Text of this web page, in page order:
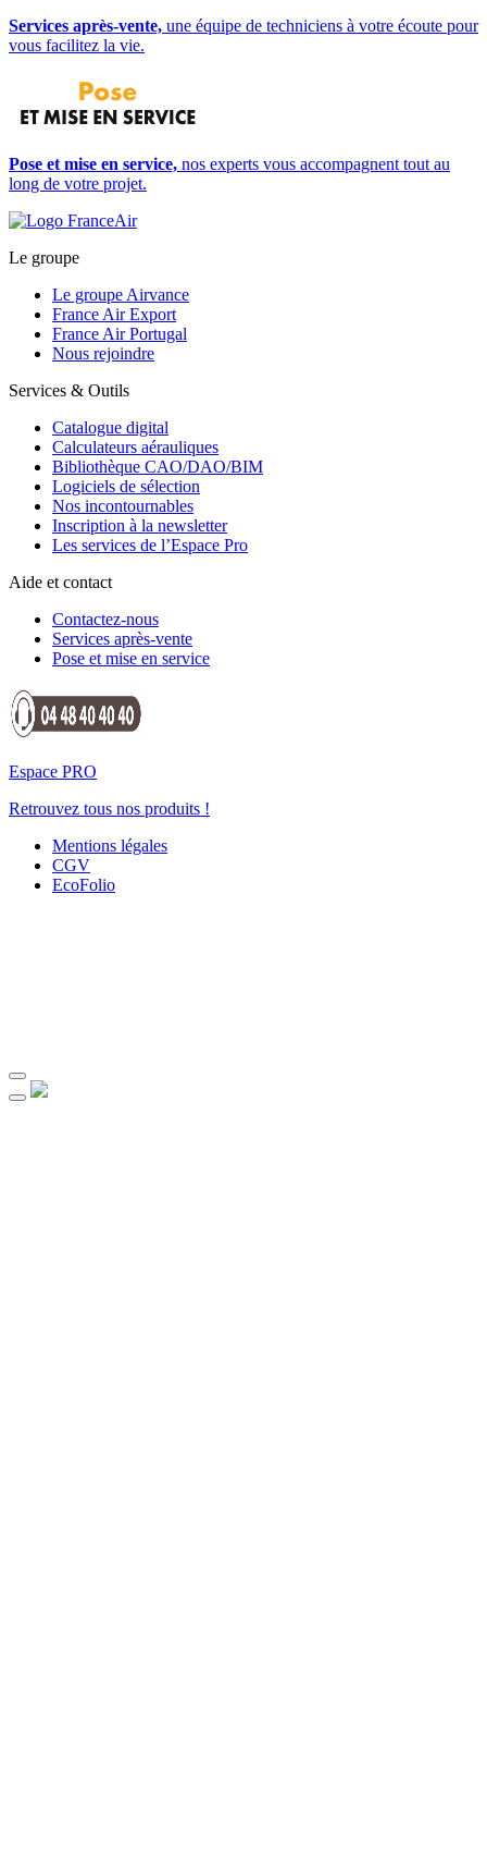
Services après-vente, une équipe de techniciens à votre écoute pour
vous facilitez la vie.
Pose et mise en service, nos experts vous accompagnent tout au
long de votre projet.
Le groupe
Le groupe Airvance
France Air Export
France Air Portugal
Nous rejoindre
Services & Outils
Catalogue digital
Calculateurs aérauliques
Bibliothèque CAO/DAO/BIM
Logiciels de sélection
Nos incontournables
Inscription à la newsletter
Les services de l’Espace Pro
Aide et contact
Contactez-nous
Services après-vente
Pose et mise en service
Espace PRO
Retrouvez tous nos produits !
Mentions légales
CGV
EcoFolio